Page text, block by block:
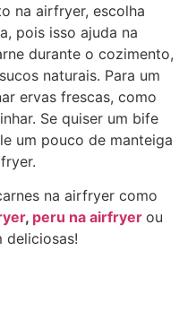
na airfryer, escolha
pois isso ajuda na
durante o cozimento,
naturais. Para um
ervas frescas, como
Se quiser um bife
um pouco de manteiga
na airfryer como
, peru na airfryer ou
deliciosas!